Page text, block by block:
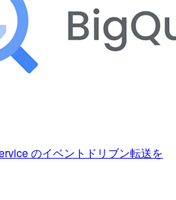
のイベントドリブン転送を